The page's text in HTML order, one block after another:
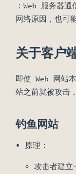
：Web 服务器
网络原因，也可
关于客户
即使 Web 网站
站之前就被攻击
钓鱼网站
原理：
攻击者建立